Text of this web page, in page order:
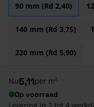
90 mm (Rd 2,40)
140 mm (Rd 3,75)
220 mm (Rd 5,90)
Nu5,11per m²
Op voorraad